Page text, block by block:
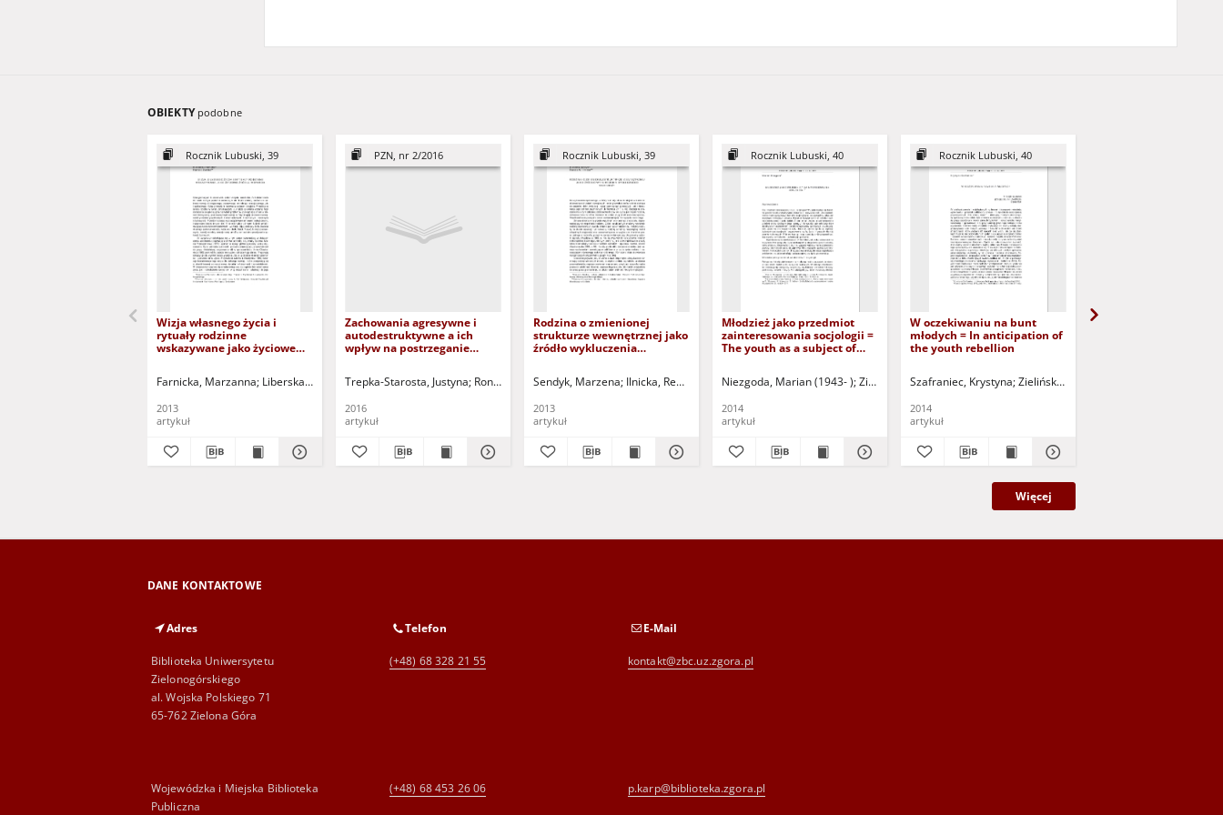
OBIEKTY podobne
Rocznik Lubuski, 39
Wizja własnego życia i
rytuały rodzinne
wskazywane jako życiowe
support sources
Farnicka, Marzanna Liberska, Hanna Wołk, Zdzisław - red.
2013
artykuł
PZN, nr 2/2016
Zachowania agresywne i
autodestruktywne a ich
wpływ na postrzeganie
behaviour and
adolescences
Trepka-Starosta, Justyna Rongińska, Tatiana - red.
2016
artykuł
Rocznik Lubuski, 39
Rodzina o zmienionej
strukturze wewnętrznej jako
źródło wykluczenia
internal structure as the
the youth
Sendyk, Marzena Ilnicka, Renata Wołk, Zdzisław - red.
2013
artykuł
Rocznik Lubuski, 40
Młodzież jako przedmiot
zainteresowania socjologii =
The youth as a subject of
Niezgoda, Marian (1943- ) Zielińska, Maria - red.
2014
artykuł
Rocznik Lubuski, 40
W oczekiwaniu na bunt
młodych = In anticipation of
the youth rebellion
Szafraniec, Krystyna Zielińska, Maria - red.
2014
artykuł
Więcej
DANE KONTAKTOWE
Adres
Biblioteka Uniwersytetu
Zielonogórskiego
al. Wojska Polskiego 71
65-762 Zielona Góra
Telefon
(+48) 68 328 21 55
E-Mail
kontakt@zbc.uz.zgora.pl
Wojewódzka i Miejska Biblioteka
Publiczna
(+48) 68 453 26 06 p.karp@biblioteka.zgora.pl